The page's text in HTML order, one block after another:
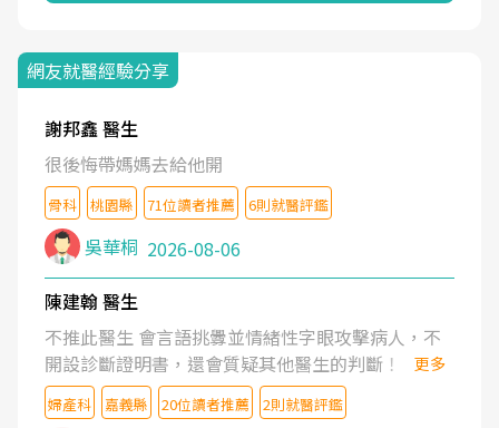
網友就醫經驗分享
謝邦鑫 醫生
很後悔帶媽媽去給他開
骨科 桃園縣 71位讀者推薦 6則就醫評鑑
吳華桐 2026-08-06
陳建翰 醫生
不推此醫生 會言語挑釁並情緒性字眼攻擊病人，不
開設診斷證明書，還會質疑其他醫生的判斷！
更多
婦產科 嘉義縣 20位讀者推薦 2則就醫評鑑